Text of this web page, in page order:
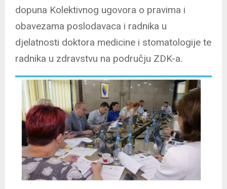
dopuna Kolektivnog ugovora o pravima i
obavezama poslodavaca i radnika u
djelatnosti doktora medicine i stomatologije te
radnika u zdravstvu na području ZDK-a.